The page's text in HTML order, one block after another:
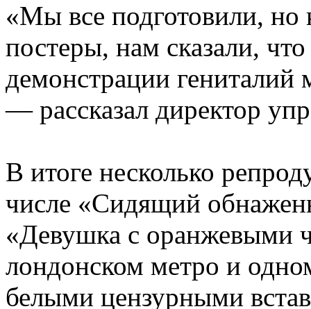
«Мы все подготовили, но
постеры, нам сказали,
демонстрации
— рассказал директор
В итоге несколько
числе «Сидящий
«Девушка с оранжевыми
лондонском метро и
белыми цензурными